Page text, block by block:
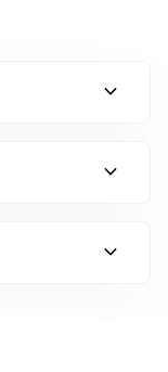
expand_more
expand_more
expand_more